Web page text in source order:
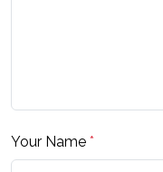
Your Name *